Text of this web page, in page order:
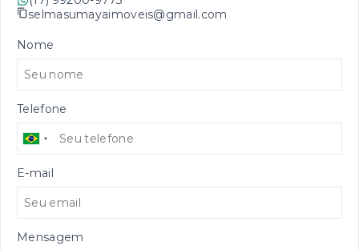
selmasumayaimoveis@gmail.com
Nome
Telefone
E-mail
Mensagem